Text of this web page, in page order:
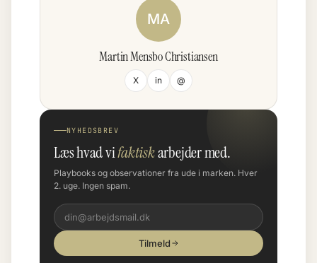
MA
Martin Mensbo Christiansen
X in @
NYHEDSBREV
Læs hvad vifaktiskarbejder med.
Playbooks og observationer fra ude i marken. Hver
2. uge. Ingen spam.
Tilmeld